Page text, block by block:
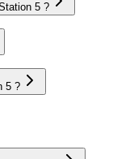
5 ?
5 ?